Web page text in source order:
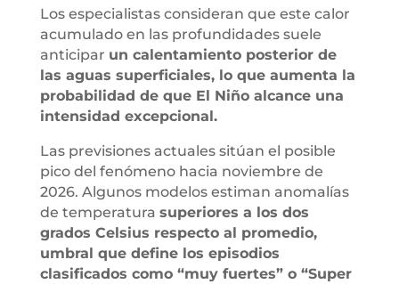
Los especialistas consideran que este calor
acumulado en las profundidades suele
anticipar un calentamiento posterior de
las aguas superficiales, lo que aumenta la
probabilidad de que El Niño alcance una
intensidad excepcional.
Las previsiones actuales sitúan el posible
pico del fenómeno hacia noviembre de
2026. Algunos modelos estiman anomalías
de temperatura superiores a los dos
grados Celsius respecto al promedio,
umbral que define los episodios
clasificados como “muy fuertes” o “Super